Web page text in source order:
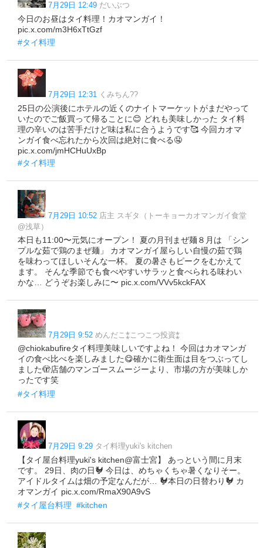
7月29日 12:49 だいぶつ
今日のお昼はタイ料理！カオマンガイ！
pic.x.com/m3H6xTtGzf
#タイ料理
7月29日 12:31 くみちん??
25日の公演後にホテルの近くのナイトマーケットがまだやって
いたのでご飯買って帰ることに😊 どれも美味しかった タイ料
理の辛いのは苦手だけど味は私に合うようです🥰 今回カオマ
ンガイ食べ忘れたから次回は絶対に食べる🤤
pic.x.com/jmHCHuUxBp
#タイ料理
7月29日 10:52 店主 スギタ（トーキョーカオマンガイ食堂
@浅草）
本日も11:00〜元気にオープン！ 夏の月刊まぜ麺８月は 「シン
プルな茹で鶏のまぜ麺」 カオマンガイ屋らしい自慢の茹で鶏
を味わってほしいそんな一杯。 夏の暑さもピークをむかえて
ます。 そんな季節でも食べやすいサラッと食べられる味わい
かな… どうぞお楽しみに〜 pic.x.com/VVv5kckFAX
7月29日 9:52 めんだこ⁑こつこつ投資⁑
@chiokabufireタイ料理美味しいですよね！ 今回はカオマンガ
イの食べ比べを楽しみました😋確かに衛生面は目をつぶってし
ました🫣店舗のマンゴースムージーより、市場の方が美味しか
ったです笑
#タイ料理
7月29日 9:29 タイ料理yuki's kitchen
【タイ屋台料理yuki's kitchen@富士宮】 あっという間に月末
です。 29日、肉の日🐓 今日は、めちゃくちゃ暑くなりそー。
アイドルタイムは畑の予定なんだが… 🐓本日の日替わり🐓 カ
オマンガイ pic.x.com/RmaX90A9vS
#タイ屋台料理 #kitchen